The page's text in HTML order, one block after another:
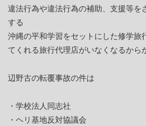
違法行為や違法行為の補助、支援等を
する
沖縄の平和学習をセットにした修学旅
てくれる旅行代理店がいなくなるから
辺野古の転覆事故の件は
・学校法人同志社
・ヘリ基地反対協議会